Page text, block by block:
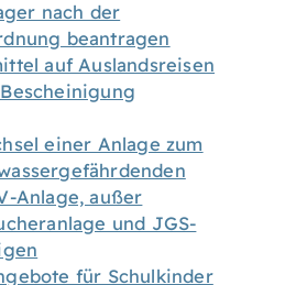
nach der
beantragen
auf Auslandsreisen
einer Anlage zum
Anlage, außer
und JGS-
für Schulkinder